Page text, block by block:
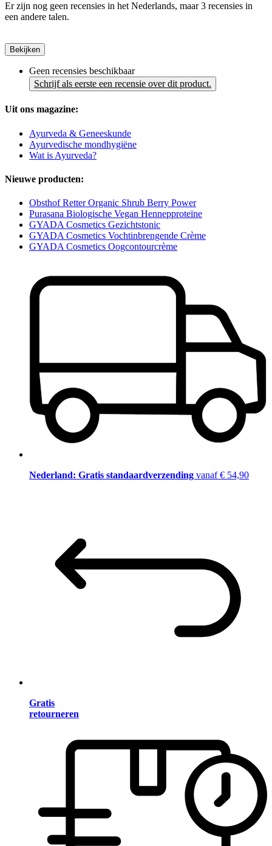
Er zijn nog geen recensies in het Nederlands, maar 3 recensies in
een andere talen.
Bekijken
Geen recensies beschikbaar
Schrijf als eerste een recensie over dit product.
Uit ons magazine:
Ayurveda & Geneeskunde
Ayurvedische mondhygiëne
Wat is Ayurveda?
Nieuwe producten:
Obsthof Retter Organic Shrub Berry Power
Purasana Biologische Vegan Hennepproteïne
GYADA Cosmetics Gezichtstonic
GYADA Cosmetics Vochtinbrengende Crème
GYADA Cosmetics Oogcontourcrème
Nederland: Gratis standaardverzending vanaf € 54,90
Gratis
retourneren